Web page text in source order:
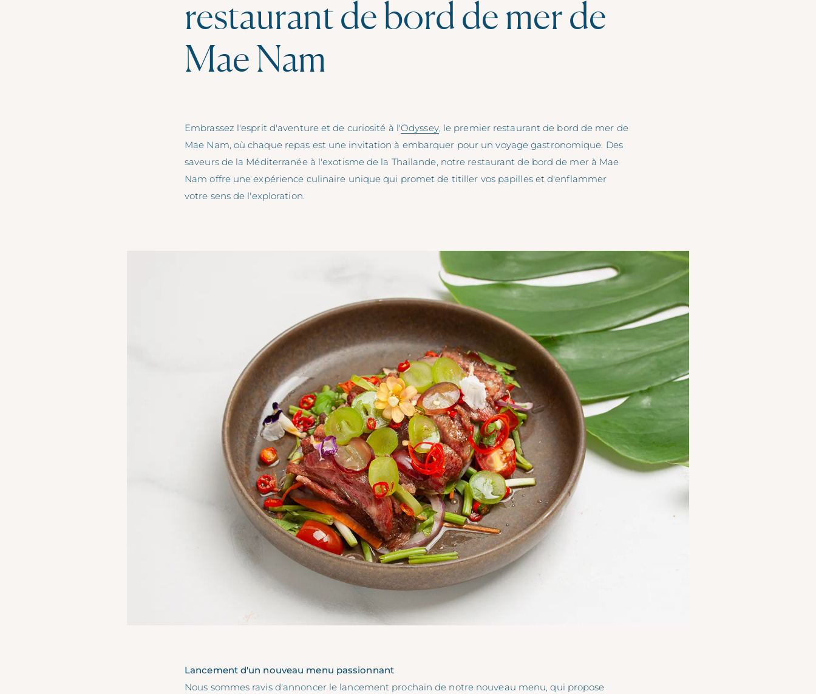
restaurant de bord de mer de
Mae Nam
Embrassez l'esprit d'aventure et de curiosité à l'Odyssey, le premier restaurant de bord de mer de
Mae Nam, où chaque repas est une invitation à embarquer pour un voyage gastronomique. Des
saveurs de la Méditerranée à l'exotisme de la Thaïlande, notre restaurant de bord de mer à Mae
Nam offre une expérience culinaire unique qui promet de titiller vos papilles et d'enflammer
votre sens de l'exploration.
Lancement d'un nouveau menu passionnant
Nous sommes ravis d'annoncer le lancement prochain de notre nouveau menu, qui propose